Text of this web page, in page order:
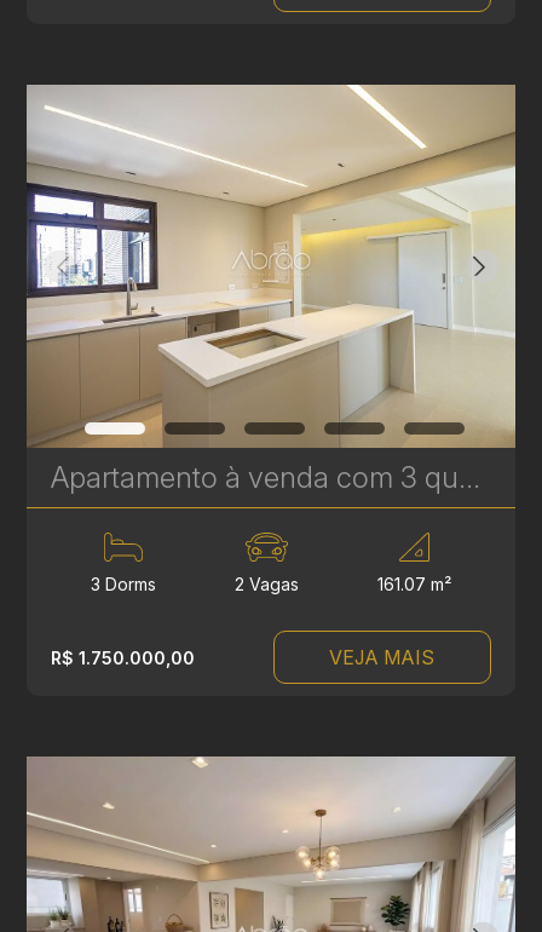
Apartamento à venda com 3 quartos sendo 1 suíte no Ecoville- 161,07 m² - Ecoville Tower | Ref. 1788
3 Dorms 2 Vagas 161.07 m²
R$ 1.750.000,00 VEJA MAIS